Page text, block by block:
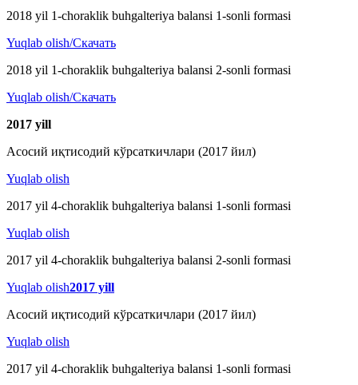
2018 yil 1-choraklik buhgalteriya balansi 1-sonli formasi
Yuqlab olish/Скачать
2018 yil 1-choraklik buhgalteriya balansi 2-sonli formasi
Yuqlab olish/Скачать
2017 yill
Асосий иқтисодий кўрсаткичлари (2017 йил)
Yuqlab olish
2017 yil 4-choraklik buhgalteriya balansi 1-sonli formasi
Yuqlab olish
2017 yil 4-choraklik buhgalteriya balansi 2-sonli formasi
Yuqlab olish2017 yill
Асосий иқтисодий кўрсаткичлари (2017 йил)
Yuqlab olish
2017 yil 4-choraklik buhgalteriya balansi 1-sonli formasi